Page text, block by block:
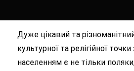
Дуже цікавий та різноманітний
культурної та релігійної
населенням є не тільки